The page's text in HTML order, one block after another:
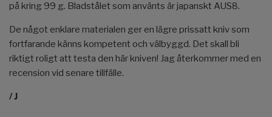
på kring 99 g. Bladstålet som använts är japanskt AUS8.
De något enklare materialen ger en lägre prissatt kniv som
fortfarande känns kompetent och välbyggd. Det skall bli
riktigt roligt att testa den här kniven! Jag återkommer med en
recension vid senare tillfälle.
/ J